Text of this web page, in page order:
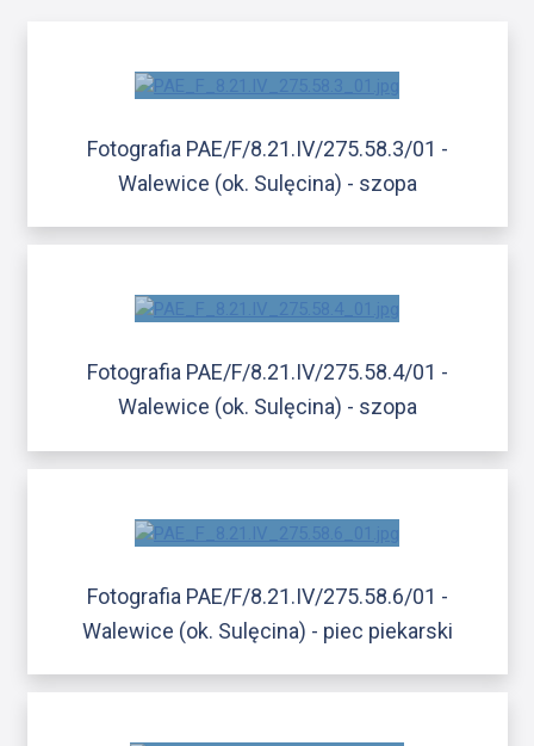
Fotografia PAE/F/8.21.IV/275.58.3/01 -
Walewice (ok. Sulęcina) - szopa
Fotografia PAE/F/8.21.IV/275.58.4/01 -
Walewice (ok. Sulęcina) - szopa
Fotografia PAE/F/8.21.IV/275.58.6/01 -
Walewice (ok. Sulęcina) - piec piekarski